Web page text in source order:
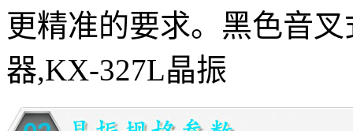
更精准的要求。黑色音
器,KX-327L晶振